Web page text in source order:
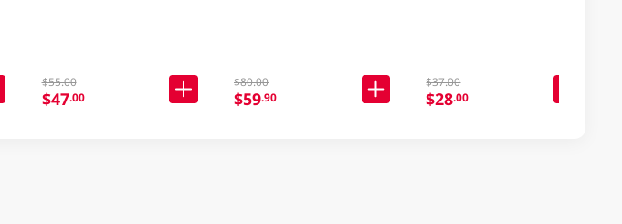
$55.00
$47.00
$80.00
$59.90
$37.00
$28.00